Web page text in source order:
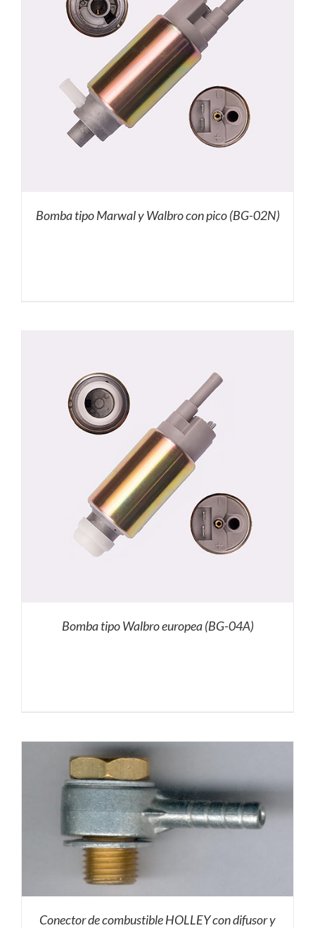
Bomba tipo Marwal y Walbro con pico (BG-02N)
Bomba tipo Walbro europea (BG-04A)
Conector de combustible HOLLEY con difusor y